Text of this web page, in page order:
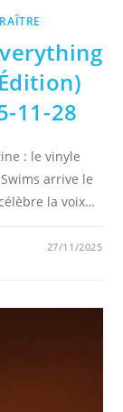
11-28
: le vinyle
arrive le
la voix…
27/11/2025